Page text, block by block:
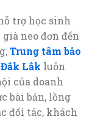
trợ học sinh
neo đơn đến
Trung tâm bảo
Lắk luôn
của doanh
bài bản, lồng
đối tác, khách